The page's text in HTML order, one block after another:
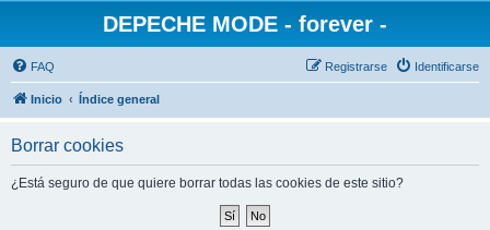
DEPECHE MODE - forever -
FAQ Identificarse
Registrarse
Inicio Índice general
Borrar cookies
¿Está seguro de que quiere borrar todas las cookies de este sitio?